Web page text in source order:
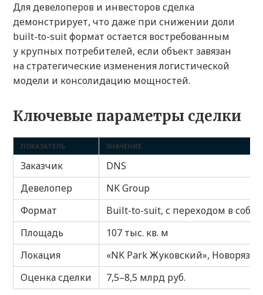
Для девелоперов и инвесторов сделка
демонстрирует, что даже при снижении доли
built-to-suit формат остается востребованным
у крупных потребителей, если объект завязан
на стратегические изменения логистической
модели и консолидацию мощностей.
Ключевые параметры сделки
ПОКАЗАТЕЛЬ ЗНАЧЕНИЕ
Заказчик
DNS
Девелопер
NK Group
Формат
Built-to-suit, с переходом в
Площадь
107 тыс. кв. м
Локация
«NK Park Жуковский»,
Оценка сделки
7,5–8,5 млрд руб.